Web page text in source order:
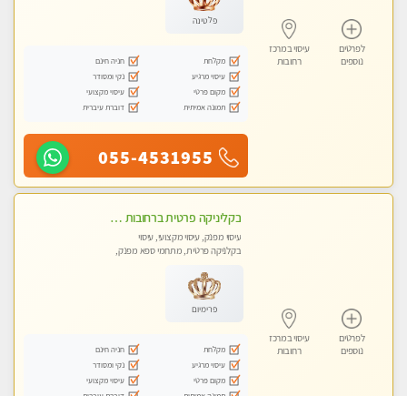
לפרטים
נוספים
עיסוי במרכז
רחובות
פלטינה
מקלחת
חניה חינם
עיסוי מרגיע
נקי ומסודר
מקום פרטי
עיסוי מקצועי
תמונה אמיתית
דוברת עיברית
055-4531955
לפרטים
נוספים
עיסוי במרכז
רחובות
בקליניקה פרטית ברחובות כל סוגי העיסויים מעסה מקצועית ואיכותית פרטי!!
עיסוי מפנק, עיסוי מקצועי, עיסוי
בקלניקה פרטית, מתחמי ספא מפנק,
פרימיום
מקלחת
חניה חינם
עיסוי מרגיע
נקי ומסודר
מקום פרטי
עיסוי מקצועי